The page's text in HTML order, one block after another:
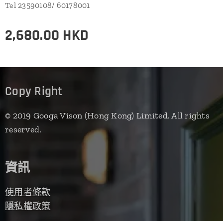
Tel 23590108/ 60178001
2,680.00 HKD
Copy Right
© 2019 Googa Vison (Hong Kong) Limited. All rights
reserved.
資訊
使用者條款
隱私權政策